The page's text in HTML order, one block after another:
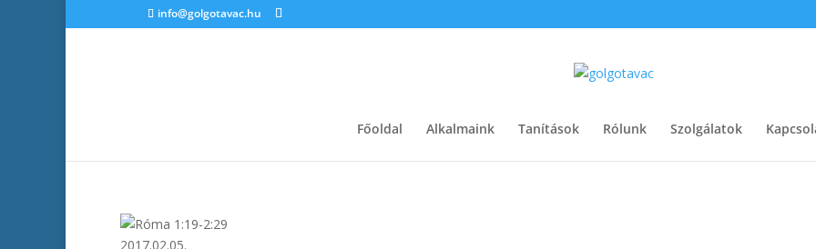
info@golgotavac.hu
Főoldal Alkalmaink Tanítások Rólunk Szolgálatok
2017.02.05.